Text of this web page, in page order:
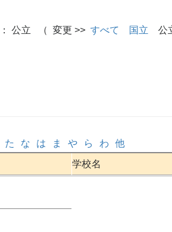
： 公立 （ 変更 >> すべて 国立
た な は ま や ら わ
他
学校名